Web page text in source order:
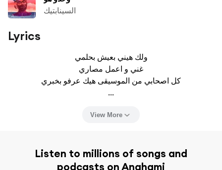
السينابتيك
Lyrics
ولك هيني بعيش بحلمي
غني و اعمل مصاري
كل اصحابي من الموسيقى هيك عرفو بخبري
...
View More
Listen to millions of songs and
podcasts on Anghami